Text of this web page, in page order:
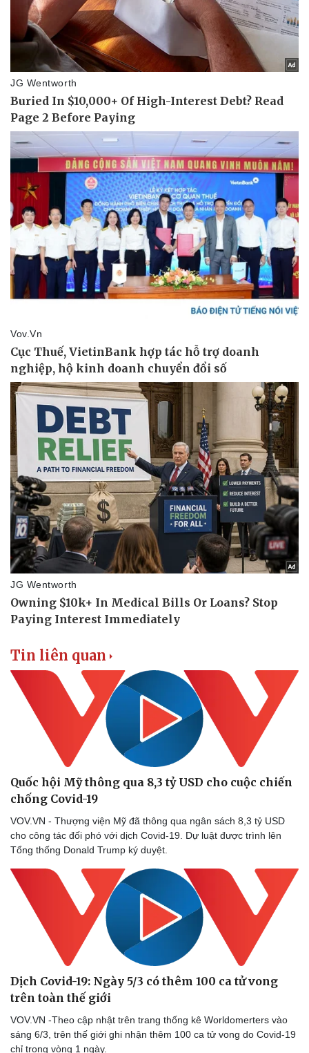
Pháp luật
Tin nóng
Tư vấn luật
Quân sự - Quốc phòng
Vũ khí
Việt Nam
Bóng đá
Lịch thi đấu bóng đá
Thế giới thể thao
eSports
Hậu trường
Ô tô - Xe máy
Ô tô
Tư vấn
Tin liên quan
Quốc hội Mỹ thông qua 8,3 tỷ USD cho cuộc chiến
chống Covid-19
VOV.VN - Thượng viện Mỹ đã thông qua ngân sách 8,3 tỷ USD
cho công tác đối phó với dịch Covid-19. Dự luật được trình lên
Tổng thống Donald Trump ký duyệt.
Dịch Covid-19: Ngày 5/3 có thêm 100 ca tử vong
trên toàn thế giới
VOV.VN -Theo cập nhật trên trang thống kê Worldomerters vào
sáng 6/3, trên thế giới ghi nhận thêm 100 ca tử vong do Covid-19
chỉ trong vòng 1 ngày.